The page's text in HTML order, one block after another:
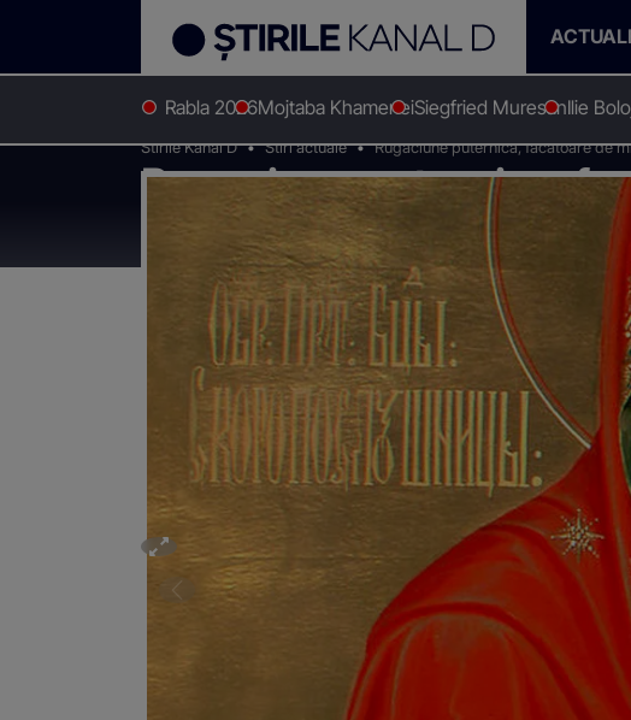
Rabla 2026Mojtaba KhameneiSiegfried MuresanIlie
Stirile Kanal D Stiri actuale Rugaciune puternica, facatoare de
Rugaciune puternica,
rostesti pe zi.